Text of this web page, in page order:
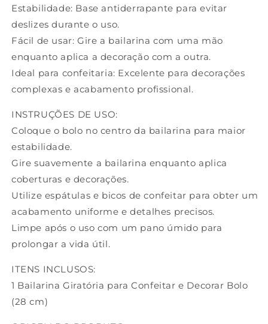
Estabilidade: Base antiderrapante para evitar
deslizes durante o uso.
Fácil de usar: Gire a bailarina com uma mão
enquanto aplica a decoração com a outra.
Ideal para confeitaria: Excelente para decorações
complexas e acabamento profissional.
INSTRUÇÕES DE USO:
Coloque o bolo no centro da bailarina para maior
estabilidade.
Gire suavemente a bailarina enquanto aplica
coberturas e decorações.
Utilize espátulas e bicos de confeitar para obter um
acabamento uniforme e detalhes precisos.
Limpe após o uso com um pano úmido para
prolongar a vida útil.
ITENS INCLUSOS:
1 Bailarina Giratória para Confeitar e Decorar Bolo
(28 cm)